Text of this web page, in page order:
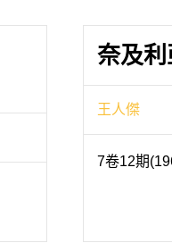
奈及
王人傑
7卷12期